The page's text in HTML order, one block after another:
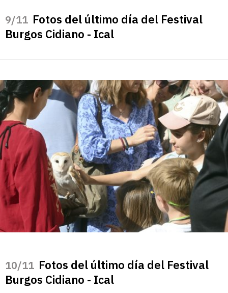
/11 Fotos del último día del Festival
Burgos Cidiano - Ical
/11 Fotos del último día del Festival
Burgos Cidiano - Ical